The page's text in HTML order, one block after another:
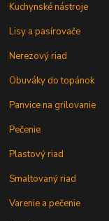
Kuchynské nástroje
Lisy a pasírovače
Nerezový riad
Obuváky do topánok
Panvice na grilovanie
Pečenie
Plastový riad
Smaltovaný riad
Varenie a pečenie